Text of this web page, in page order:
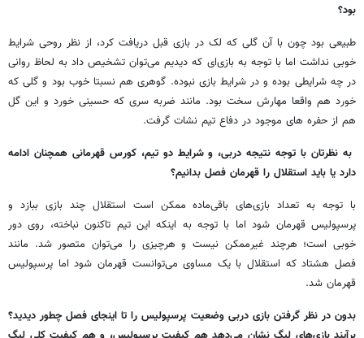
بود؟
طبیعی بود چون با آن گلی که لک در بازی قبل دریافت کرد، از نظر روحی شرایط
خوبی نداشت اما با توجه به بازی‌ای که دیدیم می‌توان تشخیص داد به لحاظ روانی
در چه شرایطی بوده و در شرایط بازی نبوده. گوهری هم نسبتا خوب بود و گلی که
خورد هم واقعا مهارش سخت بود. مانند ضربه سری که حسینی خورد و این گل
هم از حفره های موجود در دفاع تیم نشات گرفت.
به نظرتان با توجه‌ نتیجه دربی، و شرایط دو تیم، کورس قهرمانی همچنان ادامه
دارد یا باید استقلال را قهرمان فصل بدانیم؟
با توجه به تعداد بازی‌های باقی‌ماده ممکن است استقلال چند بازی ببازد و
پرسپولیس قهرمان شود اما با توجه به اینکه این تیم تاکنون نباخته، روی دور
خوبی است؛ هرچند غیرممکن نیست و هرچیزی را می‌توان متصور شد. مانند
فصل هشتاد که استقلال با یک مساوی می‌توانست قهرمان شود اما پرسپولیس
قهرمان شد.
بدون در نظر گرفتن بازی دربی وضعیت پرسپولیس را تا اینجای فصل چطور دیدید؟